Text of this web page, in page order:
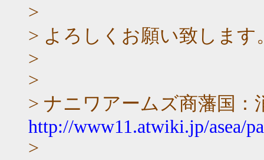
>
> よろしくお願い致します
>
>
> ナニワアームズ商藩国：
http://www11.atwiki.jp/asea/
>